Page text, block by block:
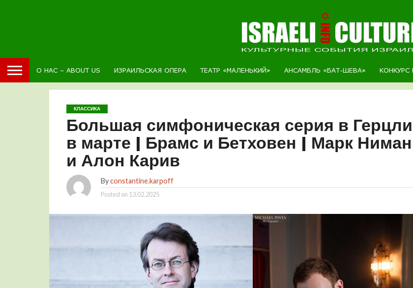
О НАС – ABOUT US ИЗРАИЛЬСКАЯ ОПЕРА ТЕАТР «МАЛЕНЬКИЙ» АНСАМБЛЬ «БАТ-ШЕВА» КОНКУРС
КЛАССИКА
Большая симфоническая серия в
в марте | Брамс и Бетховен | Марк
и Алон Карив
Byconstantine.karpoff
Posted on 13.02.2025